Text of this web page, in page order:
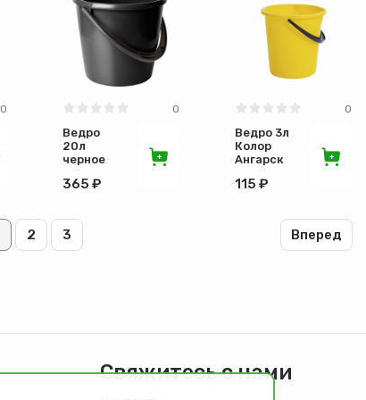
0 0
Ведро
20л
черное
крышки
365 ₽
0
Ведро 3л
Колор
Ангарск
крышки
115 ₽
2 3 Вперед
Свяжитесь с нами